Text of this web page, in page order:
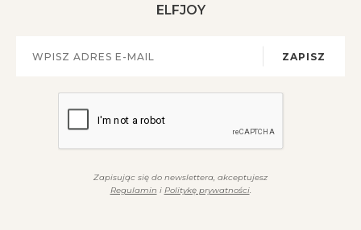
ELFJOY
ZAPISZ
Zapisując się do newslettera, akceptujesz
Regulamin i Politykę prywatności.